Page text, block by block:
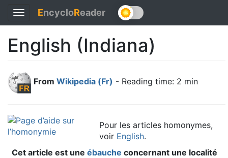
Toggle
navigation
EncycloReader
English (Indiana)
From Wikipedia (Fr) - Reading time: 2 min
Pour les articles homonymes,
voir English.
Cet article est une ébauche concernant une localité